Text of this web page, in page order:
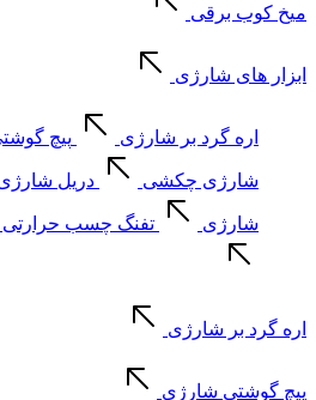
میخ کوب برقی
ابزار های شارژی
اره گرد بر شارژی پیچ
شارژی چکشی دریل
شارژی تفنگ چسب
اره گرد بر شارژی
پیچ گوشتی شارژی